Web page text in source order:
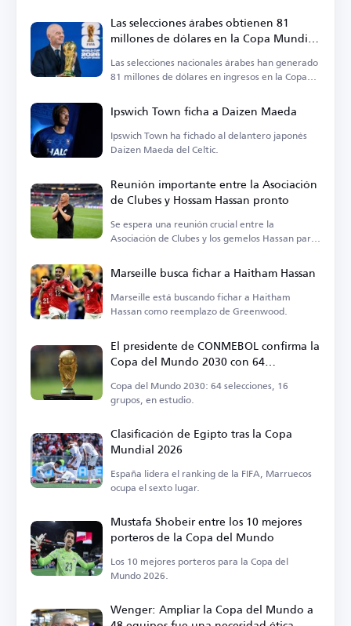
Las selecciones árabes obtienen 81
millones de dólares en la Copa Mundial
Las selecciones nacionales árabes han generado
81 millones de dólares en ingresos en la Copa
Ipswich Town ficha a Daizen Maeda
Ipswich Town ha fichado al delantero japonés
Daizen Maeda del Celtic.
Reunión importante entre la Asociación
de Clubes y Hossam Hassan pronto
Se espera una reunión crucial entre la
Asociación de Clubes y los gemelos Hassan para
Marseille busca fichar a Haitham Hassan
Marseille está buscando fichar a Haitham
Hassan como reemplazo de Greenwood.
El presidente de CONMEBOL confirma la
Copa del Mundo 2030 con 64
selecciones
Copa del Mundo 2030: 64 selecciones, 16
grupos, en estudio.
Clasificación de Egipto tras la Copa
Mundial 2026
España lidera el ranking de la FIFA, Marruecos
ocupa el sexto lugar.
Mustafa Shobeir entre los 10 mejores
porteros de la Copa del Mundo
Los 10 mejores porteros para la Copa del
Mundo 2026.
Wenger: Ampliar la Copa del Mundo a